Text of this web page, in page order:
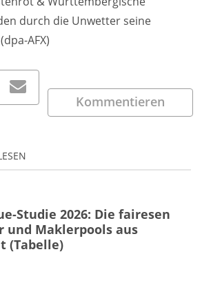
durch die Unwetter seine
AFX)
Kommentieren
Studie 2026: Die fairesen
und Maklerpools aus
(Tabelle)